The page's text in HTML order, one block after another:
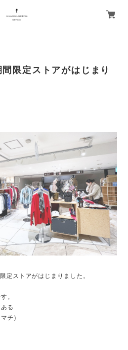
限定ストアがはじまり
ストアがはじまりました。
。
る
チ)